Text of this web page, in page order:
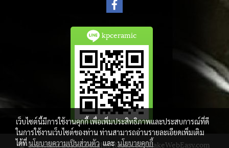
kpceramic
© Copyright 2015 All Rights Reserved. MakeWebEasy.com
เว็บไซต์นี้มีการใช้งานคุกกี้ เพื่อเพิ่มประสิทธิภาพและประสบการณ์ที่ดี
ในการใช้งานเว็บไซต์ของท่าน ท่านสามารถอ่านรายละเอียดเพิ่มเติม
ได้ที่นโยบายความเป็นส่วนตัวและนโยบายคุกกี้